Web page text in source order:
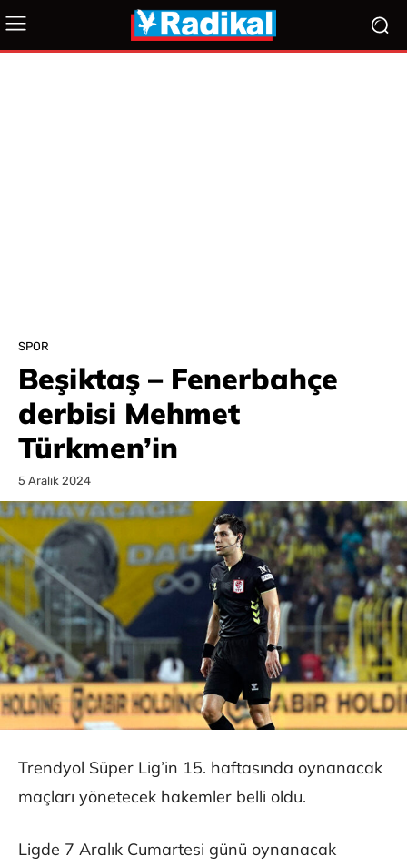
SPOR
Beşiktaş – Fenerbahçe
derbisi Mehmet
Türkmen’in
5 Aralık 2024
Trendyol Süper Lig’in 15. haftasında oynanacak
maçları yönetecek hakemler belli oldu.
Ligde 7 Aralık Cumartesi günü oynanacak